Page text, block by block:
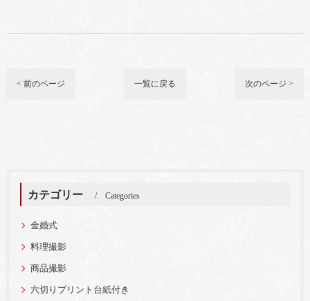
< 前のページ 一覧に戻る 次のページ >
カテゴリー Categories
金婚式
料理撮影
商品撮影
六切りプリント台紙付き